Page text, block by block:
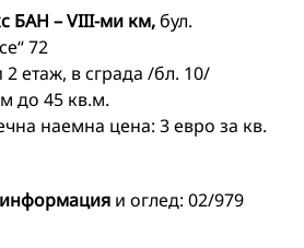
БАН – VIII-ми км,бул.
72
етаж, в сграда /бл. 10/
до 45 кв.м.
наемна цена: 3 евро за кв.
и оглед: 02/979